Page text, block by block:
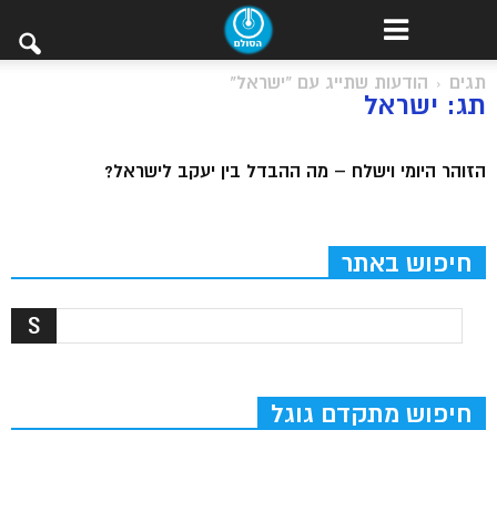
תגים הודעות שתייג עם "ישראל"
תג: ישראל
הזוהר היומי וישלח – מה ההבדל בין יעקב לישראל?
חיפוש באתר
חיפוש מתקדם גוגל